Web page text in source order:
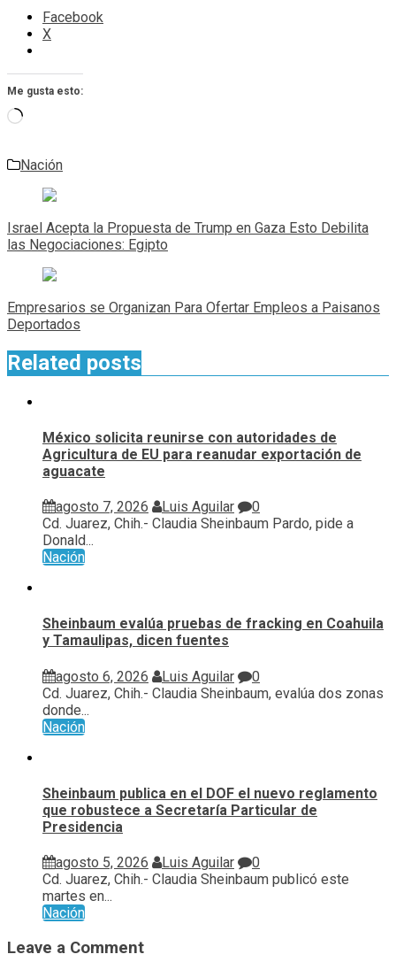
Facebook
X
Me gusta esto:
Cargando...
Nación
Navegación
de
entradas
Israel Acepta la Propuesta de Trump en Gaza Esto Debilita
las Negociaciones: Egipto
Empresarios se Organizan Para Ofertar Empleos a Paisanos
Deportados
Related posts
México solicita reunirse con autoridades de
Agricultura de EU para reanudar exportación de
aguacate
agosto 7, 2026 Luis Aguilar
0
Cd. Juarez, Chih.- Claudia Sheinbaum Pardo, pide a
Donald...
Nación
Sheinbaum evalúa pruebas de fracking en Coahuila
y Tamaulipas, dicen fuentes
agosto 6, 2026 Luis Aguilar
0
Cd. Juarez, Chih.- Claudia Sheinbaum, evalúa ⁠dos zonas
donde...
Nación
Sheinbaum publica en el DOF el nuevo reglamento
que robustece a Secretaría Particular de
Presidencia
agosto 5, 2026 Luis Aguilar
0
Cd. Juarez, Chih.- Claudia Sheinbaum publicó este
martes en...
Nación
Leave a Comment